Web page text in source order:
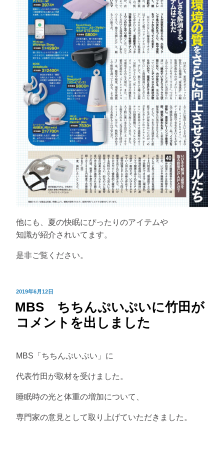
他にも、夏の快眠にぴったりのアイテムや
知識が紹介されいてます。
是非ご覧ください。
投
稿
2019年6月12日
MBS ちちんぷいぷいに竹田が
コメントを出しました
MBS「ちちんぷいぷい」に
代表竹田が取材を受けました。
睡眠時の光と体重の増加について、
専門家の意見として取り上げていただきました。